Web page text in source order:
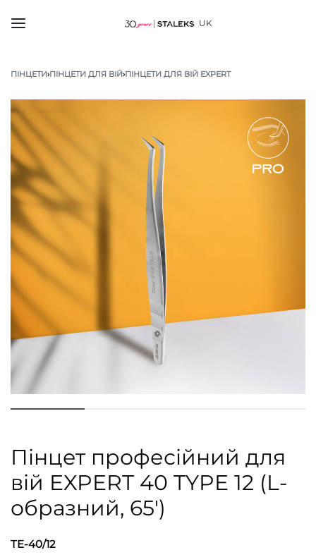
UK
ПІНЦЕТИ›ПІНЦЕТИ ДЛЯ ВІЙ›ПІНЦЕТИ ДЛЯ ВІЙ EXPERT
Пінцет професійний для
вій EXPERT 40 TYPE 12 (L-
образний, 65′)
TE-40/12